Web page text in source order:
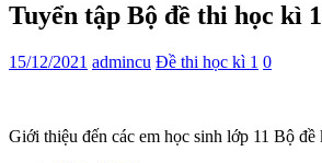
Tuyển tập Bộ đề thi học kì
15/12/2021 admincu Đề thi học kì 1 0
Giới thiệu đến các em học sinh lớp 11 Bộ